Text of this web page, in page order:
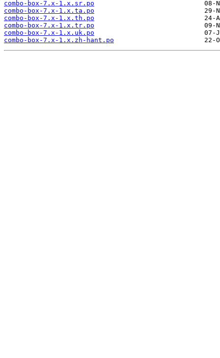
combo-box-7.x-1.x.sr.po
combo-box-7.x-1.x.ta.po
combo-box-7.x-1.x.th.po
combo-box-7.x-1.x.tr.po
combo-box-7.x-1.x.uk.po
combo-box-7.x-1.x.zh-hant.po